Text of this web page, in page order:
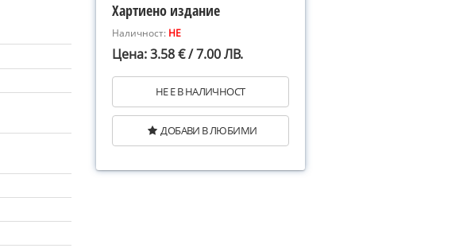
Хартиено издание
Наличност: НЕ
Цена: 3.58 € / 7.00 ЛВ.
НЕ Е В НАЛИЧНОСТ
ДОБАВИ В ЛЮБИМИ